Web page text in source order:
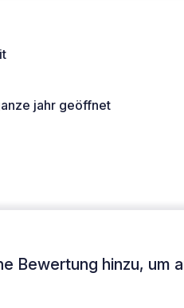
jahr geöffnet
Bewertung hinzu, um